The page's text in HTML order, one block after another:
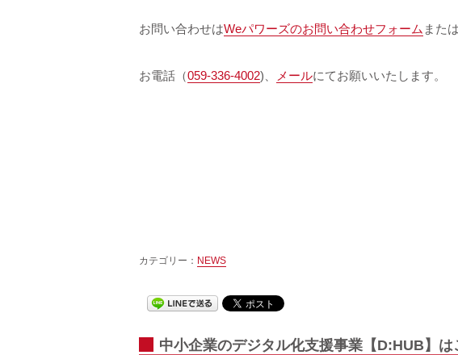
お問い合わせはWeパワーズのお問い合わせフォーム または
お電話（059-336-4002)、 メールにてお願いいたします。
カテゴリー： NEWS
中小企業のデジタル化支援事業【D:HUB】は